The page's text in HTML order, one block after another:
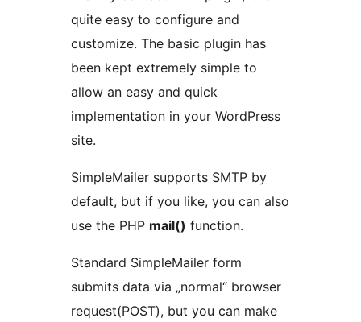
quite easy to configure and
customize. The basic plugin has
been kept extremely simple to
allow an easy and quick
implementation in your WordPress
site.
SimpleMailer supports SMTP by
default, but if you like, you can also
use the PHP mail() function.
Standard SimpleMailer form
submits data via „normal“ browser
request(POST), but you can make